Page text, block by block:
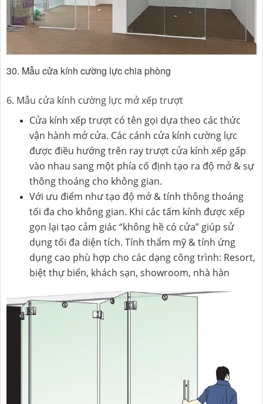
30. Mẫu cửa kính cường lực chia phòng
6. Mẫu cửa kính cường lực mở xếp trượt
Cửa kính xếp trượt có tên gọi dựa theo các thức
vận hành mở cửa. Các cánh cửa kính cường lực
được điều hướng trên ray trượt cửa kính xếp gấp
vào nhau sang một phía cố định tạo ra độ mở & sự
thông thoáng cho không gian.
Với ưu điểm như tạo độ mở & tính thông thoáng
tối đa cho không gian. Khi các tấm kính được xếp
gọn lại tạo cảm giác “không hề có cửa” giúp sử
dụng tối đa diện tích. Tính thẩm mỹ & tính ứng
dụng cao phù hợp cho các dạng công trình: Resort,
biệt thự biển, khách sạn, showroom, nhà hàn